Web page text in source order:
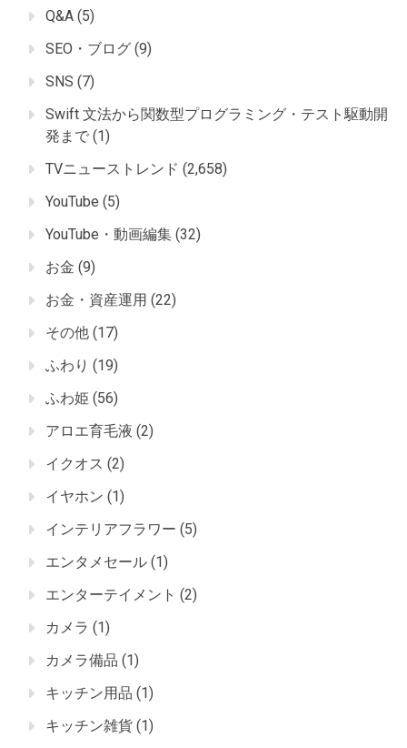
Q&A (5)
SEO・ブログ (9)
SNS (7)
Swift 文法から関数型プログラミング・テスト駆動開
発まで (1)
TVニューストレンド (2,658)
YouTube (5)
YouTube・動画編集 (32)
お金 (9)
お金・資産運用 (22)
その他 (17)
ふわり (19)
ふわ姫 (56)
アロエ育毛液 (2)
イクオス (2)
イヤホン (1)
インテリアフラワー (5)
エンタメセール (1)
エンターテイメント (2)
カメラ (1)
カメラ備品 (1)
キッチン用品 (1)
キッチン雑貨 (1)